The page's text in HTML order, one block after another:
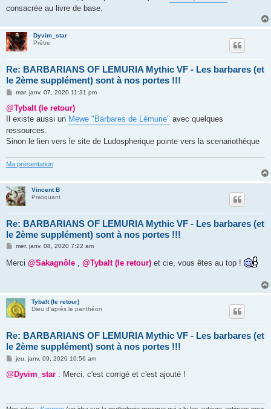
consacrée au livre de base.
Dyvim_star
Prêtre
Re: BARBARIANS OF LEMURIA Mythic VF - Les barbares (et
le 2ème supplément) sont à nos portes !!!
M
s
a
g
e
mar. janv. 07, 2020 11:31 pm
@Tybalt (le retour)
Il existe aussi un Mewe "Barbares de Lémurie" avec quelques
ressources.
Sinon le lien vers le site de Ludospherique pointe vers la scenariothèque
Ma présentation
Vincent B
Pratiquant
Re: BARBARIANS OF LEMURIA Mythic VF - Les barbares (et
le 2ème supplément) sont à nos portes !!!
M
s
mer. janv. 08, 2020 7:22 am
Merci @Sakagnôle , @Tybalt (le retour) et cie, vous êtes au top !
Tybalt (le retour)
Dieu d'après le panthéon
Re: BARBARIANS OF LEMURIA Mythic VF - Les barbares (et
le 2ème supplément) sont à nos portes !!!
M
s
jeu. janv. 09, 2020 10:56 am
@Dyvim_star : Merci, c'est corrigé et c'est ajouté !